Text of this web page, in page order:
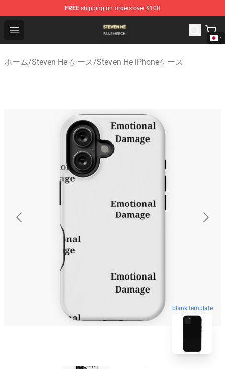
FREE shipping on orders over $100
Open menu
Steven He Shop - Official Steven He Merchandise Store
ホーム/Steven He ケース/Steven He iPhoneケース
blank template